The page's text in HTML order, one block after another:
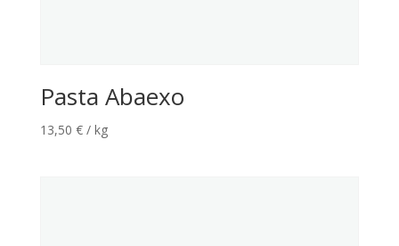
Pasta Abaexo
13,50 € / kg